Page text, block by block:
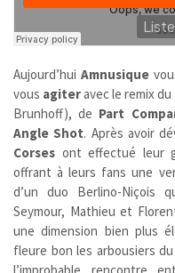
Aujourd’hui Amnusique
vous agiteravec le remix
Brunhoff), de Part
Angle Shot. Après avoir
Corses ont effectué leur
offrant à leurs fans une
d’un duo Berlino-Niçois
Seymour, Mathieu et
une dimension bien plus
fleure bon les arbousiers